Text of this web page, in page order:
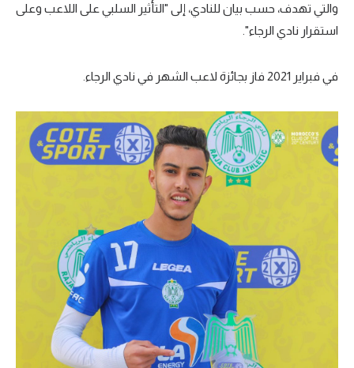
والتي تهدف، حسب بيان للنادي، إلى "التأثير السلبي على اللاعب وعلى
استقرار نادي الرجاء".
في فبراير 2021 فاز بجائزة لاعب الشهر في نادي الرجاء.